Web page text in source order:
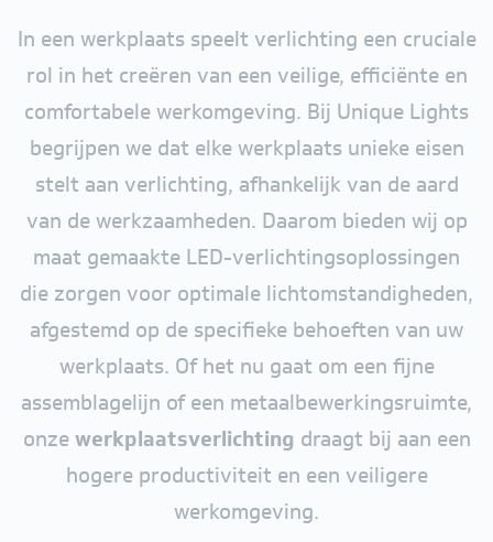
In een werkplaats speelt verlichting een cruciale
rol in het creëren van een veilige, efficiënte en
comfortabele werkomgeving. Bij Unique Lights
begrijpen we dat elke werkplaats unieke eisen
stelt aan verlichting, afhankelijk van de aard
van de werkzaamheden. Daarom bieden wij op
maat gemaakte LED-verlichtingsoplossingen
die zorgen voor optimale lichtomstandigheden,
afgestemd op de specifieke behoeften van uw
werkplaats. Of het nu gaat om een fijne
assemblagelijn of een metaalbewerkingsruimte,
onzewerkplaatsverlichting draagt bij aan een
hogere productiviteit en een veiligere
werkomgeving.